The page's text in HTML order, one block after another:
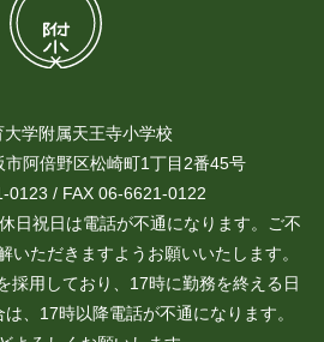
大学附属天王寺小学校
阿倍野区松崎町1丁目2番45号
0123 / FAX 06-6621-0122
日祝日は電話が不通になります。ご不
いただきますようお願いいたします。
採用しており、17時に勤務を終える日
、17時以降電話が不通になります。